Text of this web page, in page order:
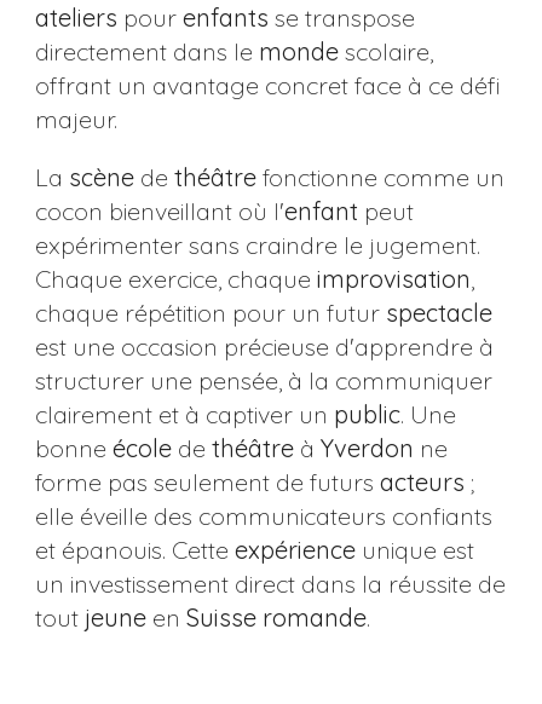
ateliers pour enfants se transpose
directement dans le mondescolaire,
offrant un avantage concret face à ce défi
majeur.
La scènede théâtrefonctionne comme un
cocon bienveillant où l'enfant peut
expérimenter sans craindre le jugement.
Chaque exercice, chaque improvisation
chaque répétition pour un futur spectacle
est une occasion précieuse d'apprendre à
structurer une pensée, à la communiquer
clairement et à captiver un public. Une
bonne écolede théâtreà Yverdon ne
forme pas seulement de futurs acteurs ;
elle éveille des communicateurs confiants
et épanouis. Cette expérienceunique est
un investissement direct dans la réussite de
tout jeuneen Suisse romande.